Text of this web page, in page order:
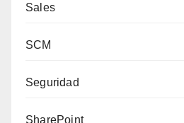
Sales
SCM
Seguridad
SharePoint